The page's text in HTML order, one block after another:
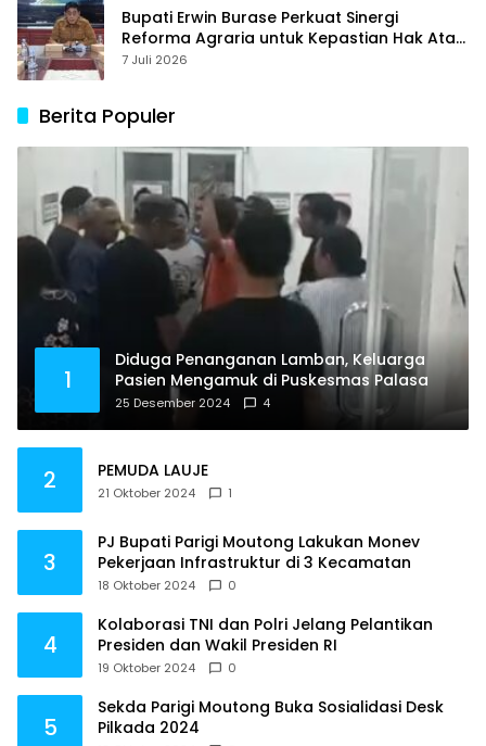
Bupati Erwin Burase Perkuat Sinergi
Reforma Agraria untuk Kepastian Hak Atas
Tanah bagi Masyarakat
7 Juli 2026
Berita Populer
1
Diduga Penanganan Lamban, Keluarga
Pasien Mengamuk di Puskesmas Palasa
25 Desember 2024 4
2 PEMUDA LAUJE
21 Oktober 2024 1
3
PJ Bupati Parigi Moutong Lakukan Monev
Pekerjaan Infrastruktur di 3 Kecamatan
18 Oktober 2024 0
4
Kolaborasi TNI dan Polri Jelang Pelantikan
Presiden dan Wakil Presiden RI
19 Oktober 2024 0
5
Sekda Parigi Moutong Buka Sosialidasi Desk
Pilkada 2024